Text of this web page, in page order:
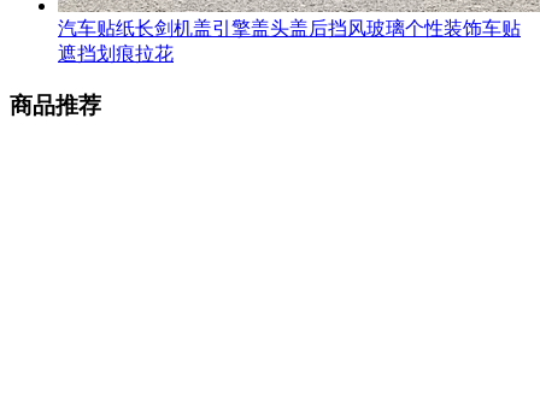
汽车贴纸长剑机盖引擎盖头盖后挡风玻璃个性装饰车贴
遮挡划痕拉花
商品推荐